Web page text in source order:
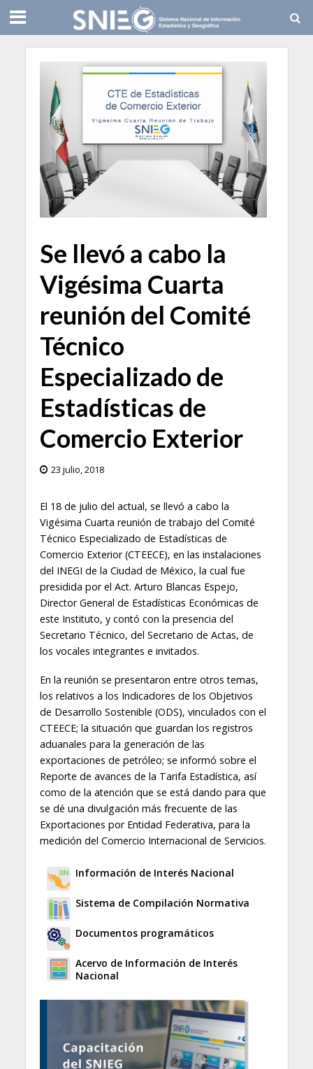
Se llevó a cabo la
Vigésima Cuarta
reunión del Comité
Técnico
Especializado de
Estadísticas de
Comercio Exterior
23 julio, 2018
El 18 de julio del actual, se llevó a cabo la
Vigésima Cuarta reunión de trabajo del Comité
Técnico Especializado de Estadísticas de
Comercio Exterior (CTEECE), en las instalaciones
del INEGI de la Ciudad de México, la cual fue
presidida por el Act. Arturo Blancas Espejo,
Director General de Estadísticas Económicas de
este Instituto, y contó con la presencia del
Secretario Técnico, del Secretario de Actas, de
los vocales integrantes e invitados.
En la reunión se presentaron entre otros temas,
los relativos a los Indicadores de los Objetivos
de Desarrollo Sostenible (ODS), vinculados con el
CTEECE; la situación que guardan los registros
aduanales para la generación de las
exportaciones de petróleo; se informó sobre el
Reporte de avances de la Tarifa Estadística, así
como de la atención que se está dando para que
se dé una divulgación más frecuente de las
Exportaciones por Entidad Federativa, para la
medición del Comercio Internacional de Servicios.
Información de Interés Nacional
Sistema de Compilación Normativa
Documentos programáticos
Acervo de Información de Interés
Nacional